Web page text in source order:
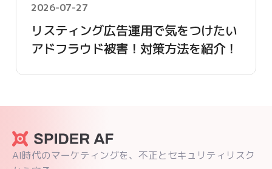
2026-07-27
リスティング広告運用で気をつけたい
アドフラウド被害！対策方法を紹介！
AI時代のマーケティングを、不正とセキュリティリスク